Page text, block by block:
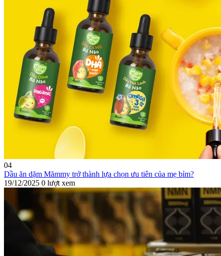
04
Dầu ăn dặm Mămmy trở thành lựa chọn ưu tiên của mẹ bỉm?
19/12/2025 0 lượt xem